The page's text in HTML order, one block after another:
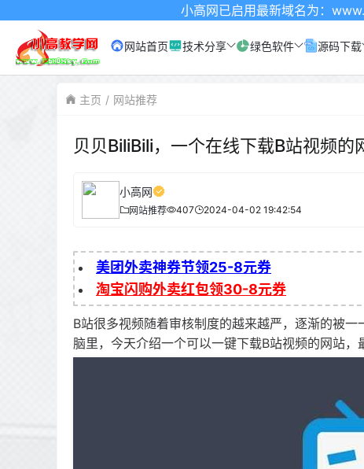
小高网已启用最新域名为：www.xgw4.com
网站首页 技术分享 绿色软件 源码下载
主页 网站推荐
贝贝BiliBili，一个在线下载B站视频的
小高网
网站推荐 407 2024-04-02 19:42:54
美团外卖神券节领25-8元券
淘宝闪购外卖红包领30-8元券
B站很多视频随着审核制度的越来越严，逐渐的被
脑里，今天介绍一个可以一键下载B站视频的网站，